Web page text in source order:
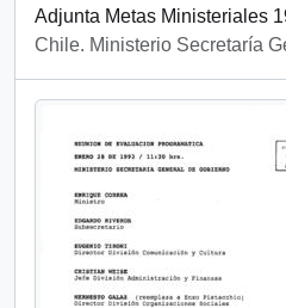
Adjunta Metas Ministeriales
Chile. Ministerio Secretaría